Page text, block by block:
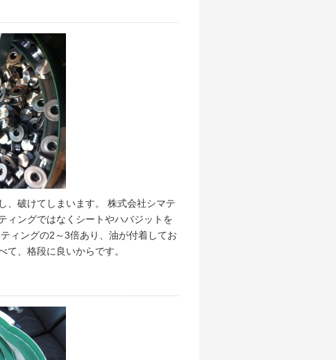
破けてしまいます。 株式会社シマテ
ィングではなくシートやハバジットを
ィングの2～3倍あり、油が付着してお
て、格段に良いからです。